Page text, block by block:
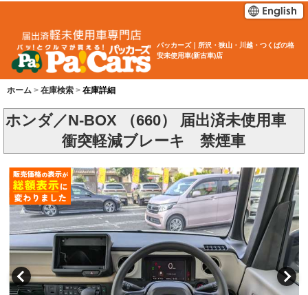
パッカーズ｜所沢・狭山・川越・つくばの格
安未使用車(新古車)店
ホーム 在庫検索 在庫詳細
ホンダ／N-BOX （660） 届出済未使用車
衝突軽減ブレーキ 禁煙車